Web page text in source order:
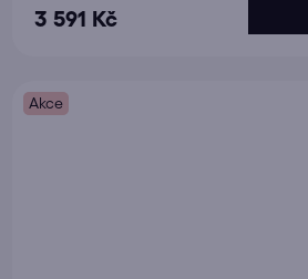
3 591 Kč
Akce